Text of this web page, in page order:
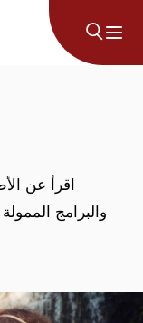
اقرأ عن
والبرامج